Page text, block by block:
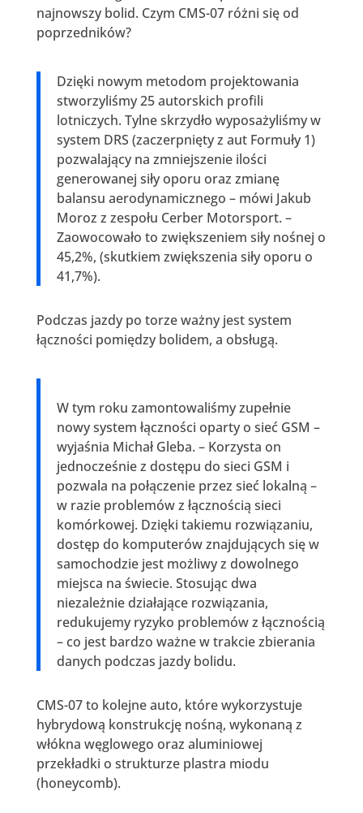
najnowszy bolid. Czym CMS-07 różni się od
poprzedników?
Dzięki nowym metodom projektowania
stworzyliśmy 25 autorskich profili
lotniczych. Tylne skrzydło wyposażyliśmy w
system DRS (zaczerpnięty z aut Formuły 1)
pozwalający na zmniejszenie ilości
generowanej siły oporu oraz zmianę
balansu aerodynamicznego – mówi Jakub
Moroz z zespołu Cerber Motorsport. –
Zaowocowało to zwiększeniem siły nośnej o
45,2%, (skutkiem zwiększenia siły oporu o
41,7%).
Podczas jazdy po torze ważny jest system
łączności pomiędzy bolidem, a obsługą.
W tym roku zamontowaliśmy zupełnie
nowy system łączności oparty o sieć GSM –
wyjaśnia Michał Gleba. – Korzysta on
jednocześnie z dostępu do sieci GSM i
pozwala na połączenie przez sieć lokalną –
w razie problemów z łącznością sieci
komórkowej. Dzięki takiemu rozwiązaniu,
dostęp do komputerów znajdujących się w
samochodzie jest możliwy z dowolnego
miejsca na świecie. Stosując dwa
niezależnie działające rozwiązania,
redukujemy ryzyko problemów z łącznością
– co jest bardzo ważne w trakcie zbierania
danych podczas jazdy bolidu.
CMS-07 to kolejne auto, które wykorzystuje
hybrydową konstrukcję nośną, wykonaną z
włókna węglowego oraz aluminiowej
przekładki o strukturze plastra miodu
(honeycomb).